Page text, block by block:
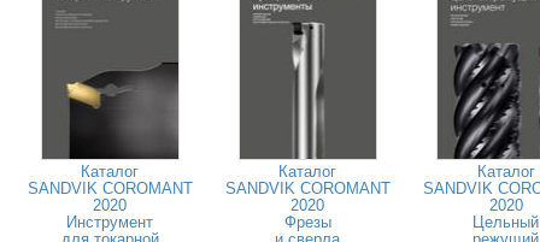
Каталог
SANDVIK COROMANT
2020
Инструмент
Каталог
SANDVIK COROMANT
2020
Фрезы
Каталог
SANDVIK
2020
Цельный